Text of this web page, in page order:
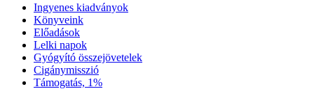
Ingyenes kiadványok
Könyveink
Előadások
Lelki napok
Gyógyító összejövetelek
Cigánymisszió
Támogatás, 1%